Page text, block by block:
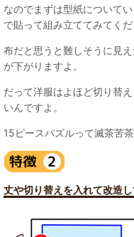
なのでまずは型紙について
で貼って組み立ててみてくだ
布だと思うと難しそうに見
が下がりますよ。
だって洋服はよほど切り替
いんですよ。
15ピースパズルって滅茶苦
丈や切り替えを入れて改造